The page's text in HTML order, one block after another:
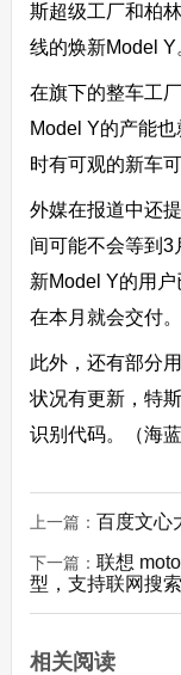
斯超级工厂和柏
线的焕新Model Y
在旗下的整车工
Model Y的产能
时有可观的新车可
外媒在报道中还
间可能不会等到3
新Model Y的用
在本月就会交付。
此外，还有部分
状况有更新，特
识别代码。（海蓝
上一篇： 百度文心
下一篇： 联想
型，支持联网搜索
相关阅读